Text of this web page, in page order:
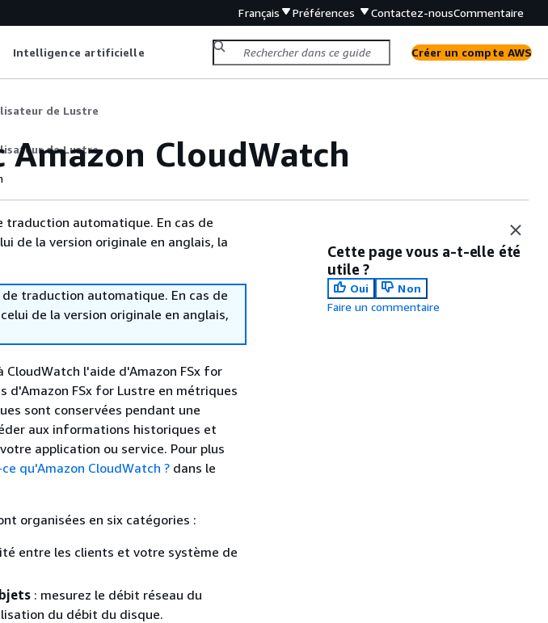
Français Préférences Contactez-nousCommentaire
Intelligence artificielle Créer un compte AWS
de Lustre
de Lustre CloudWatch
automatique. En cas de
de la version originale en anglais, la
traduction automatique. En cas de
de la version originale en anglais,
CloudWatch l'aide d'Amazon FSx for
FSx for Lustre en métriques
sont conservées pendant une
aux informations historiques et
application ou service. Pour plus
qu'Amazon CloudWatch ? dans le
organisées en six catégories :
entre les clients et votre système de
: mesurez le débit réseau du
du débit du disque.
Cette page vous a-t-elle été
utile ?
Oui
Non
Faire un commentaire